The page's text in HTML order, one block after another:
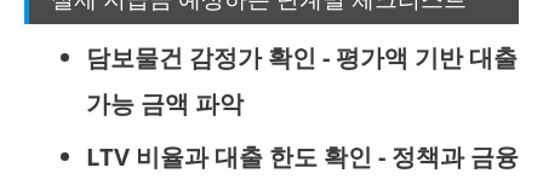
담보물건 감정가 확인 - 평가액 기반 대출
가능 금액 파악
LTV 비율과 대출 한도 확인 - 정책과 금융